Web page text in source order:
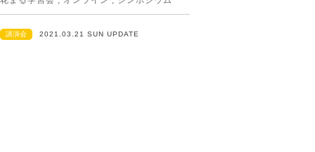
講演会 2021.03.21 SUN UPDATE